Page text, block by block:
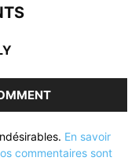
En savoir
commentaires sont